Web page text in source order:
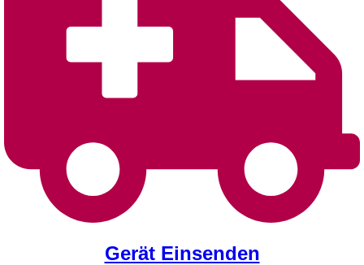
Gerät Einsenden